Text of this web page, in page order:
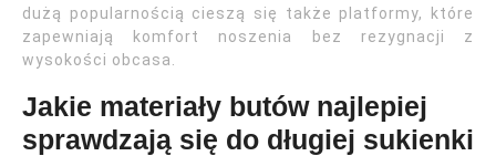
dużą popularnością cieszą się także platformy, które
zapewniają komfort noszenia bez rezygnacji z
wysokości obcasa.
Jakie materiały butów najlepiej
sprawdzają się do długiej sukienki